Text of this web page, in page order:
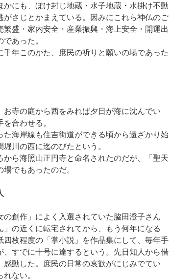
かにも、ぼけ封じ地蔵・水子地蔵・水掛け不動
がさじとかまえている。因みにこれら神仏のご
繁盛・家内安全・産業振興・海上安全・開運出
あった。
年このかた、庶民の祈りと願いの場であった
寺の庭から西をみれば夕日が海に沈んでい
合わせる。
海岸線も住吉街道ができる頃から遠ざかり始
川の西に迄のびたという。
ら海照山正円寺と命名されたのだが、「聖天
でもあったのだ。
創作」によく入選されていた脇田澄子さん
」の近くに転宅されてから、もう何年になる
四枚程度の「掌小説」を作品集にして、毎年手
、すでに十号に達するという。先日知人から借
感動した。庶民の日常の哀歓がにじみでてい
ない。